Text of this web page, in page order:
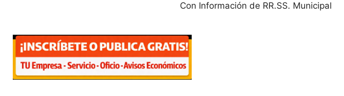
Con Información de RR.SS. Municipal